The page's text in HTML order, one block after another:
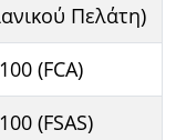
Πελάτη)
(FCA)
(FSAS)